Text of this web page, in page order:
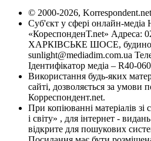
© 2000-2026, Korrespondent.net
Суб'єкт у сфері онлайн-медіа
«КореспонденТ.net» Адреса:
ХАРКІВСЬКЕ ШОСЕ, будинок
sunlight@mediadim.com.ua
Ідентифікатор медіа – R40-
Використання будь-яких
сайті, дозволяється за умови
Корреспондент.net.
При копіюванні матеріалів
і світу» , для інтернет -
відкрите для пошукових